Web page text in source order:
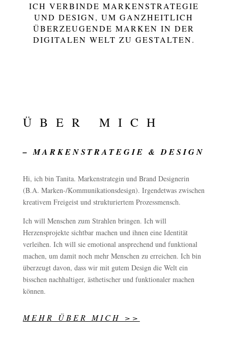
ICH VERBINDE MARKENSTRATEGIE
UND DESIGN, UM GANZHEITLICH
ÜBERZEUGENDE MARKEN IN DER
DIGITALEN WELT ZU GESTALTEN.
ÜBER MICH
– MARKENSTRATEGIE & DESIGN
Hi, ich bin Tanita. Markenstrategin und Brand Designerin
(B.A. Marken-/Kommunikationsdesign). Irgendetwas zwischen
kreativem Freigeist und strukturiertem Prozessmensch.
Ich will Menschen zum Strahlen bringen. Ich will
Herzensprojekte sichtbar machen und ihnen eine Identität
verleihen. Ich will sie emotional ansprechend und funktional
machen, um damit noch mehr Menschen zu erreichen. Ich bin
überzeugt davon, dass wir mit gutem Design die Welt ein
bisschen nachhaltiger, ästhetischer und funktionaler machen
können.
MEHR ÜBER MICH >>